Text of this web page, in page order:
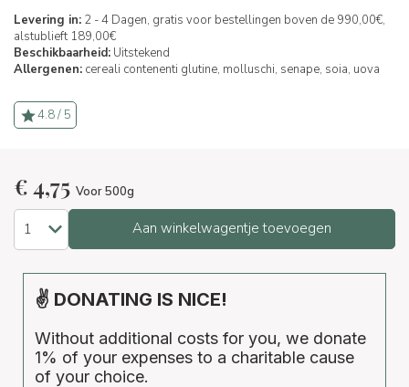
Levering in: 2 - 4 Dagen, gratis voor bestellingen boven de 990,00€,
alstublieft 189,00€
Beschikbaarheid: Uitstekend
Allergenen: cereali contenenti glutine, molluschi, senape, soia, uova
4.8 / 5
€4,75 Voor 500g
Aan winkelwagentje toevoegen
✌ DONATING IS NICE!
Without additional costs for you, we donate
1% of your expenses to a charitable cause
of your choice.